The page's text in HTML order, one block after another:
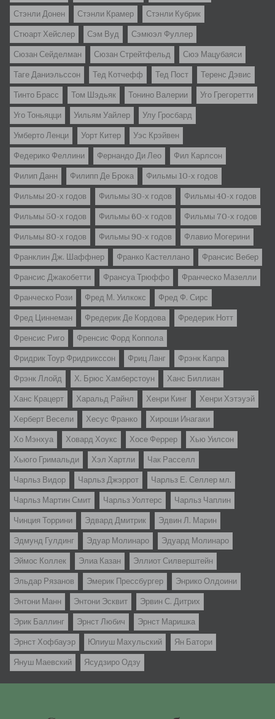
Стэнли Донен Стэнли Крамер Стэнли Кубрик
Стюарт Хейслер Сэм Вуд Сэмюэл Фуллер
Сюзан Сейделман Сюзан Стрейтфельд Сюэ Мацубаяси
Таге Даниэльссон Тед Котчефф Тед Пост Теренс Дэвис
Тинто Брасс Том Шэдьяк Тонино Валерии Уго Грегоретти
Уго Тоньяцци Уильям Уайлер Улу Гросбард
Умберто Ленци Уорт Китер Уэс Крэйвен
Федерико Феллини Фернандо Ди Лео Фил Карлсон
Филип Данн Филипп Де Брока Фильмы 10-х годов
Фильмы 20-х годов Фильмы 30-х годов Фильмы 40-х годов
Фильмы 50-х годов Фильмы 60-х годов Фильмы 70-х годов
Фильмы 80-х годов Фильмы 90-х годов Флавио Могерини
Франклин Дж. Шаффнер Франко Кастеллано Франсис Вебер
Франсис Джакобетти Франсуа Трюффо Франческо Мазелли
Франческо Рози Фред М. Уилкокс Фред Ф. Сирс
Фред Циннеман Фредерик Де Кордова Фредерик Нотт
Френсис Риго Френсис Форд Коппола
Фридрик Тоур Фридрикссон Фриц Ланг Фрэнк Капра
Фрэнк Ллойд Х. Брюс Хамберстоун Ханс Биллиан
Ханс Крацерт Харальд Райнл Хенри Кинг Хенри Хэтэуэй
Херберт Весели Хесус Франко Хироши Инагаки
Хо Мэнхуа Ховард Хоукс Хосе Феррер Хью Уилсон
Хьюго Гримальди Хэл Хартли Чак Расселл
Чарльз Видор Чарльз Джэррот Чарльз Е. Селлер мл.
Чарльз Мартин Смит Чарльз Уолтерс Чарльз Чаплин
Чинция Торрини Эдвард Дмитрик Эдвин Л. Марин
Эдмунд Гулдинг Эдуар Молинаро Эдуард Молинаро
Эймос Коллек Элиа Казан Эллиот Силверштейн
Эльдар Рязанов Эмерик Прессбургер Энрико Олдоини
Энтони Манн Энтони Эсквит Эрвин С. Дитрих
Эрик Баллинг Эрнст Любич Эрнст Маришка
Эрнст Хофбауэр Юлиуш Махульский Ян Батори
Януш Маевский Ясудзиро Одзу